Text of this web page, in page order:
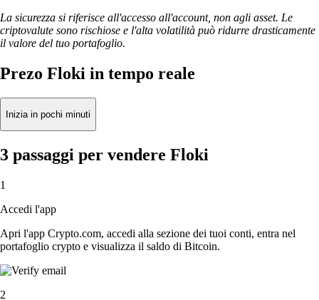
La sicurezza si riferisce all'accesso all'account, non agli asset. Le
criptovalute sono rischiose e l'alta volatilità può ridurre drasticamente
il valore del tuo portafoglio.
Prezo Floki in tempo reale
Inizia in pochi minuti
3 passaggi per vendere Floki
1
Accedi l'app
Apri l'app Crypto.com, accedi alla sezione dei tuoi conti, entra nel
portafoglio crypto e visualizza il saldo di Bitcoin.
2